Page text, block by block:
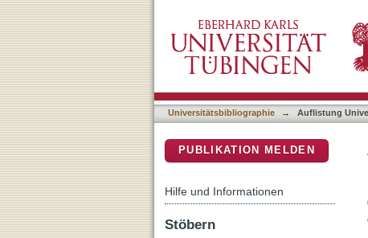
Universitätsbibliographie → Auflistung
PUBLIKATION MELDEN
Hilfe und Informationen
Stöbern